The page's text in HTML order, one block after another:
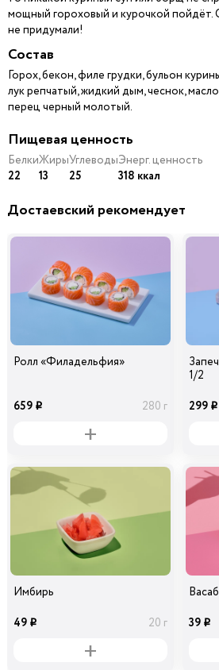
мощный гороховый и курочкой пойдёт.
не придумали!
Состав
Горох, бекон, филе грудки, бульон
лук репчатый, жидкий дым, чеснок,
перец черный молотый.
Пищевая ценность
Белки
22
Жиры
13
Углеводы
25
Энерг. ценность
318 ккал
Достаевский рекомендует
Ролл «Филадельфия»
659 i 280 г
1/2
299 i
Имбирь
49 i 20 г 39 i